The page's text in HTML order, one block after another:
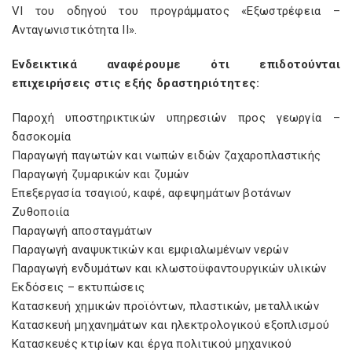
VI του οδηγού του προγράμματος «Εξωστρέφεια –
Ανταγωνιστικότητα ΙΙ».
Ενδεικτικά αναφέρουμε ότι επιδοτούνται
επιχειρήσεις στις εξής δραστηριότητες:
Παροχή υποστηρικτικών υπηρεσιών προς γεωργία –
δασοκομία
Παραγωγή παγωτών και νωπών ειδών ζαχαροπλαστικής
Παραγωγή ζυμαρικών και ζυμών
Επεξεργασία τσαγιού, καφέ, αφεψημάτων βοτάνων
Ζυθοποιία
Παραγωγή αποσταγμάτων
Παραγωγή αναψυκτικών και εμφιαλωμένων νερών
Παραγωγή ενδυμάτων και κλωστοϋφαντουργικών υλικών
Εκδόσεις – εκτυπώσεις
Κατασκευή χημικών προϊόντων, πλαστικών, μεταλλικών
Κατασκευή μηχανημάτων και ηλεκτρολογικού εξοπλισμού
Κατασκευές κτιρίων και έργα πολιτικού μηχανικού